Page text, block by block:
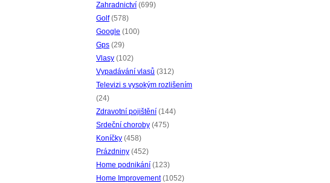
Zahradnictví (699)
Golf(578)
Google (100)
Gps (29)
Vlasy (102)
Vypadávání vlasů (312)
Televizi s vysokým rozlišením
(24)
Zdravotní pojištění (144)
Srdeční choroby (475)
Koníčky (458)
Prázdniny (452)
Home podnikání (123)
Home Improvement(1052)